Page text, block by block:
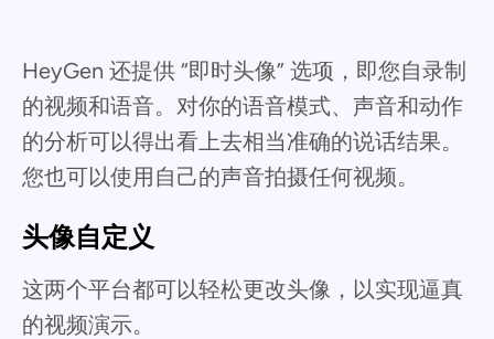
HeyGen 还提供 “即时头像” 选项，即您自录制
的视频和语音。对你的语音模式、声音和动作
的分析可以得出看上去相当准确的说话结果。
您也可以使用自己的声音拍摄任何视频。
头像自定义
这两个平台都可以轻松更改头像，以实现逼真
的视频演示。